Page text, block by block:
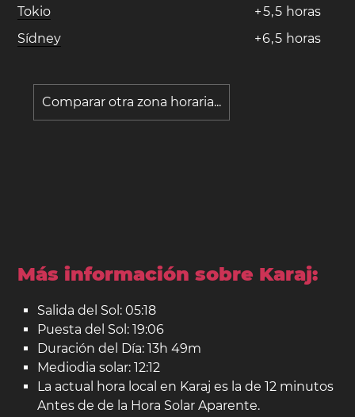
Tokio
+5,5 horas
Sídney
+6,5 horas
Comparar otra zona horaria...
Más información sobre Karaj:
Salida del Sol: 05:18
Puesta del Sol: 19:06
Duración del Día: 13h 49m
Mediodia solar: 12:12
La actual hora local en Karaj es la de 12 minutos
Antes de de la Hora Solar Aparente.